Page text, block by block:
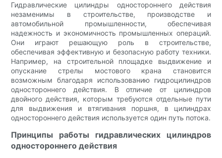
Гидравлические цилиндры одностороннего действия
незаменимы в строительстве, производстве и
автомобильной промышленности, обеспечивая
надежность и экономичность промышленных операций.
Они играют решающую роль в строительстве,
обеспечивая эффективную и безопасную работу техники.
Например, на строительной площадке выдвижение и
опускание стрелы мостового крана становится
возможным благодаря использованию гидроцилиндров
одностороннего действия. В отличие от цилиндров
двойного действия, которым требуются отдельные пути
для выдвижения и втягивания поршня, в цилиндрах
одностороннего действия используется один путь потока.
Принципы работы гидравлических цилиндров
одностороннего действия